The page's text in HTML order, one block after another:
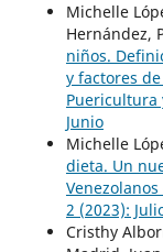
Michelle
Hernández,
niños.
y factores
Puericultura
Junio
Michelle
dieta. Un
2 (2023):
Cristhy